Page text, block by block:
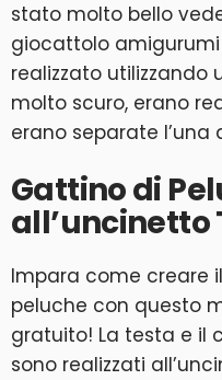
stato molto bello
giocattolo
realizzato utilizzando
molto scuro, erano
erano separate l’una
Gattino di
Impara come creare
peluche con questo
gratuito! La testa e il
sono realizzati